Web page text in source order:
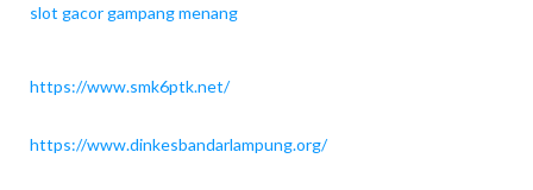
slot gacor gampang menang
https://www.smk6ptk.net/
https://www.dinkesbandarlampung.org/